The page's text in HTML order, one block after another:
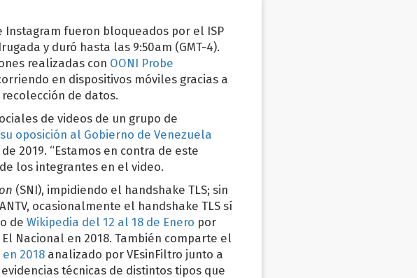
Instagram fueron bloqueados por el ISP
y duró hasta las 9:50am (GMT-4).
realizadas con OONI Probe
en dispositivos móviles gracias a
de datos.
de videos de un grupo de
oposición al Gobierno de Venezuela
2019. “Estamos en contra de este
los integrantes en el video.
(SNI), impidiendo el handshake TLS; sin
ocasionalmente el handshake TLS sí
de Wikipedia del 12 al 18 de Enero por
Nacional en 2018. También comparte el
2018 analizado por VEsinFiltro junto a
evidencias técnicas de distintos tipos que